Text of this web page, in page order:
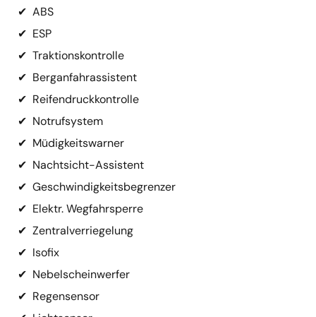
✔ ABS
✔ ESP
✔ Traktionskontrolle
✔ Berganfahrassistent
✔ Reifendruckkontrolle
✔ Notrufsystem
✔ Müdigkeitswarner
✔ Nachtsicht-Assistent
✔ Geschwindigkeitsbegrenzer
✔ Elektr. Wegfahrsperre
✔ Zentralverriegelung
✔ Isofix
✔ Nebelscheinwerfer
✔ Regensensor